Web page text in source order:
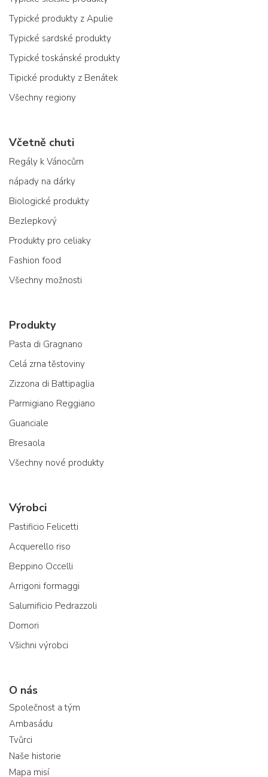
Typické produkty z Apulie
Typické sardské produkty
Typické toskánské produkty
Tipické produkty z Benátek
Všechny regiony
Včetně chuti
Regály k Vánocům
nápady na dárky
Biologické produkty
Bezlepkový
Produkty pro celiaky
Fashion food
Všechny možnosti
Produkty
Pasta di Gragnano
Celá zrna těstoviny
Zizzona di Battipaglia
Parmigiano Reggiano
Guanciale
Bresaola
Všechny nové produkty
Výrobci
Pastificio Felicetti
Acquerello riso
Beppino Occelli
Arrigoni formaggi
Salumificio Pedrazzoli
Domori
Všichni výrobci
O nás
Společnost a tým
Ambasádu
Tvůrci
Naše historie
Mapa misí